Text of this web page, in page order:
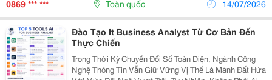
0869 *** *** Toàn quốc 14/07/2026
Đào Tạo It Business Analyst Từ Cơ Bản Đến
Thực Chiến
Trong Thời Kỳ Chuyển Đổi Số Toàn Diện, Ngành Công
Nghệ Thông Tin Vẫn Giữ Vững Vị Thế Là Mảnh Đất Hứa